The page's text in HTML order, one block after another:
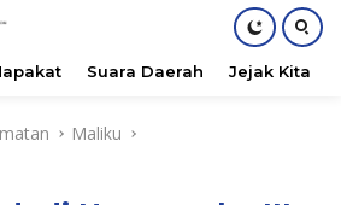
Suara Daerah Jejak Kita
Maliku